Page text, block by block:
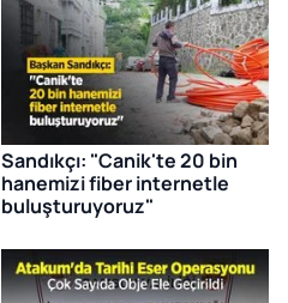
Sandıkçı: "Canik'te 20 bin
hanemizi fiber internetle
buluşturuyoruz"